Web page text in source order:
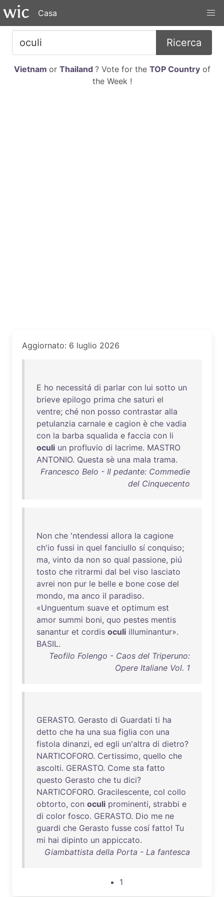
Casa
Ricerca
Vietnam or Thailand ? Vote for the TOP Countryof
the Week !
Aggiornato: 6 luglio 2026
E ho necessitá di parlar con lui sotto un
brieve epilogo prima che saturi el
ventre; ché non posso contrastar alla
petulanzia carnale e cagion è che vadia
con la barba squalida e faccia con li
oculi un profluvio di lacrime. MASTRO
ANTONIO. Questa sè una mala trama.
Francesco Belo - Il pedante: Commedie
del Cinquecento
Non che 'ntendessi allora la cagione
ch'io fussi in quel fanciullo sí conquiso;
ma, vinto da non so qual passione, piú
tosto che ritrarmi dal bel viso lasciato
avrei non pur le belle e bone cose del
mondo, ma anco il paradiso.
«Unguentum suave et optimum est
amor summi boni, quo pestes mentis
sanantur et cordis oculi illuminantur».
BASIL.
Teofilo Folengo - Caos del Triperuno:
Opere Italiane Vol. 1
GERASTO. Gerasto di Guardati ti ha
detto che ha una sua figlia con una
fistola dinanzi, ed egli un'altra di dietro?
NARTICOFORO. Certissimo, quello che
ascolti. GERASTO. Come sta fatto
questo Gerasto che tu dici?
NARTICOFORO. Gracilescente, col collo
obtorto, con oculi prominenti, strabbi e
di color fosco. GERASTO. Dio me ne
guardi che Gerasto fusse cosí fatto! Tu
mi hai dipinto un appiccato.
Giambattista della Porta - La fantesca
1